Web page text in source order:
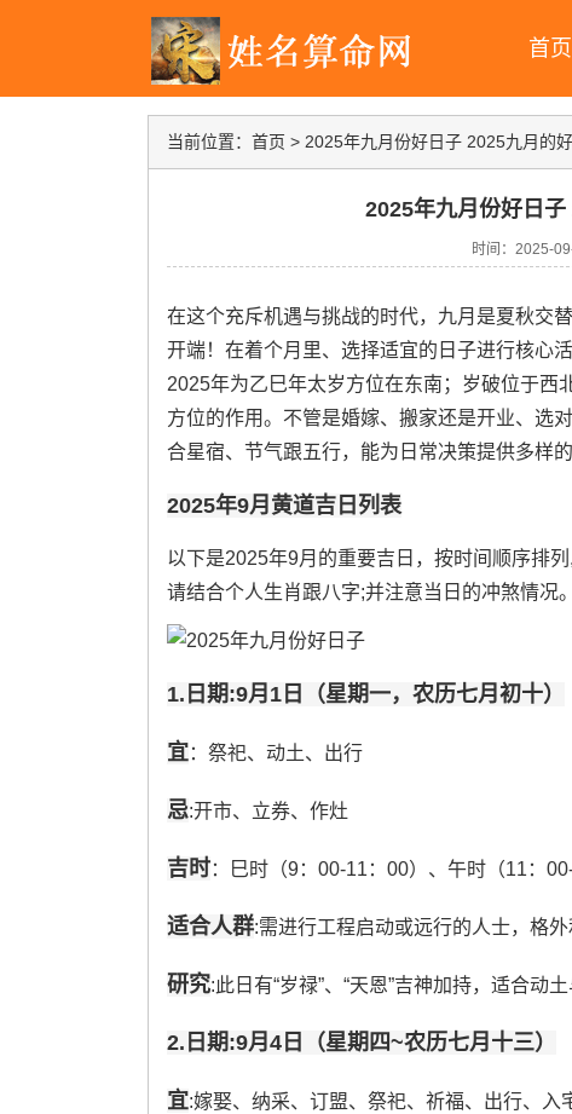
首页
当前位置： 首页 > 2025年九月份好日子 2025九月的
2025年九月份好日
时间：2025-
在这个充斥机遇与挑战的时代，九月是夏秋交
开端！在着个月里、选择适宜的日子进行核心
2025年为乙巳年太岁方位在东南；岁破位于西
方位的作用。不管是婚嫁、搬家还是开业、选
合星宿、节气跟五行，能为日常决策提供多样的
2025年9月黄道吉日列表
以下是2025年9月的重要吉日，按时间顺序排
请结合个人生肖跟八字;并注意当日的冲煞情况。
1.日期:9月1日（星期一，农历七月初十）
宜：祭祀、动土、出行
忌:开市、立券、作灶
吉时：巳时（9：00-11：00）、午时（11：00-
适合人群:需进行工程启动或远行的人士，格
研究:此日有“岁禄”、“天恩”吉神加持，适合动
2.日期:9月4日（星期四~农历七月十三）
宜:嫁娶、纳采、订盟、祭祀、祈福、出行、入